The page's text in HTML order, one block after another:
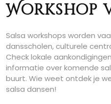
Workshop
Salsa workshops worden
dansscholen, culturele
Check lokale
informatie over komende
buurt. Wie weet ontdek je
salsa dansen!